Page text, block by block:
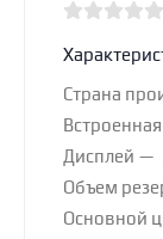
Страна
Дисплей
Объем
Основной